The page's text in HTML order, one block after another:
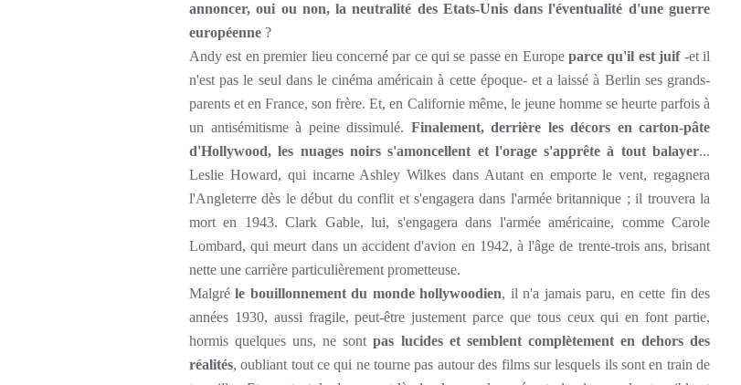
annoncer, oui ou non, la neutralité des Etats-Unis dans l'éventualité d'une guerre
européenne ?
Andy est en premier lieu concerné par ce qui se passe en Europeparce qu'il est juif-et il
n'est pas le seul dans le cinéma américain à cette époque- et a laissé à Berlin ses grands-
parents et en France, son frère. Et, en Californie même, le jeune homme se heurte parfois à
un antisémitisme à peine dissimulé. Finalement, derrière les décors en carton-pâte
d'Hollywood, les nuages noirs s'amoncellent et l'orage s'apprête à tout balayer...
Leslie Howard, qui incarne Ashley Wilkes dans Autant en emporte le vent, regagnera
l'Angleterre dès le début du conflit et s'engagera dans l'armée britannique ; il trouvera la
mort en 1943. Clark Gable, lui, s'engagera dans l'armée américaine, comme Carole
Lombard, qui meurt dans un accident d'avion en 1942, à l'âge de trente-trois ans, brisant
nette une carrière particulièrement prometteuse.
Malgréle bouillonnement du monde hollywoodien, il n'a jamais paru, en cette fin des
années 1930, aussi fragile, peut-être justement parce que tous ceux qui en font partie,
hormis quelques uns, ne sontpas lucides et semblent complètement en dehors des
réalités, oubliant tout ce qui ne tourne pas autour des films sur lesquels ils sont en train de